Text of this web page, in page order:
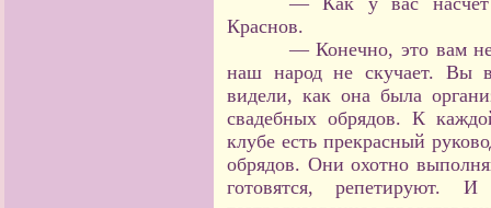
Краснов.
— Конечно, это вам
наш народ не скучает. Вы
видели, как она была
свадебных обрядов. К
клубе есть прекрасный
обрядов. Они охотно
готовятся, репетируют.